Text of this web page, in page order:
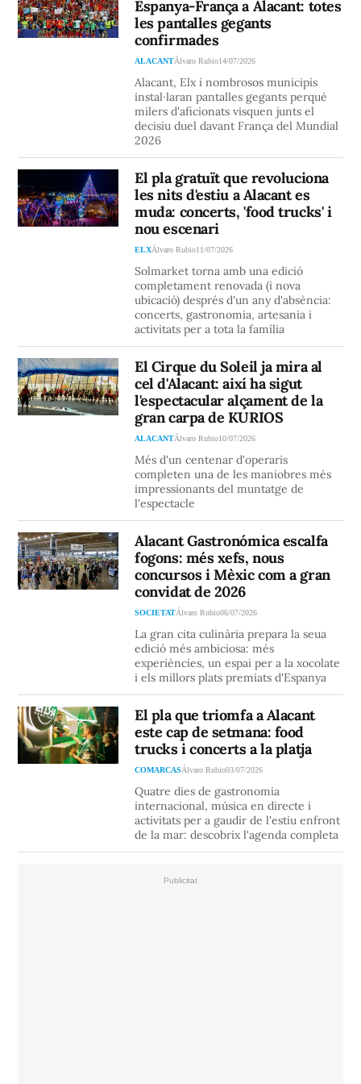
Espanya-França a Alacant: totes
les pantalles gegants
confirmades
ALACANTÁlvaro Rubio14/07/2026
Alacant, Elx i nombrosos municipis
instal·laran pantalles gegants perquè
milers d'aficionats visquen junts el
decisiu duel davant França del Mundial
2026
El pla gratuït que revoluciona
les nits d'estiu a Alacant es
muda: concerts, 'food trucks' i
nou escenari
ELXÁlvaro Rubio11/07/2026
Solmarket torna amb una edició
completament renovada (i nova
ubicació) després d'un any d'absència:
concerts, gastronomia, artesania i
activitats per a tota la família
El Cirque du Soleil ja mira al
cel d'Alacant: així ha sigut
l'espectacular alçament de la
gran carpa de KURIOS
ALACANTÁlvaro Rubio10/07/2026
Més d'un centenar d'operaris
completen una de les maniobres més
impressionants del muntatge de
l'espectacle
Alacant Gastronómica escalfa
fogons: més xefs, nous
concursos i Mèxic com a gran
convidat de 2026
SOCIETATÁlvaro Rubio06/07/2026
La gran cita culinària prepara la seua
edició més ambiciosa: més
experiències, un espai per a la xocolate
i els millors plats premiats d'Espanya
El pla que triomfa a Alacant
este cap de setmana: food
trucks i concerts a la platja
COMARCASÁlvaro Rubio03/07/2026
Quatre dies de gastronomia
internacional, música en directe i
activitats per a gaudir de l'estiu enfront
de la mar: descobrix l'agenda completa